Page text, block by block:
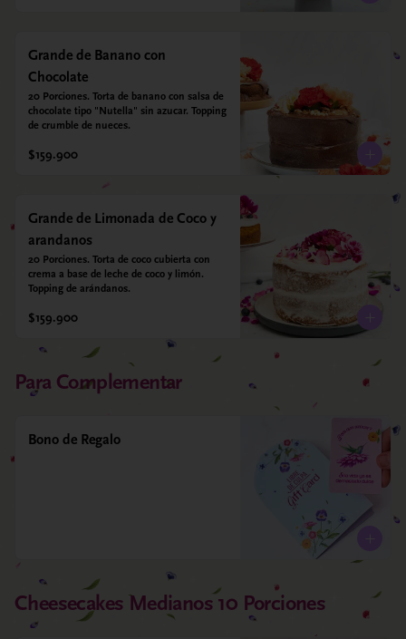
Grande de Banano con
Chocolate
20 Porciones. Torta de banano con salsa de
chocolate tipo "Nutella" sin azucar. Topping
de crumble de nueces.
$159.900
Grande de Limonada de Coco y
arandanos
20 Porciones. Torta de coco cubierta con
crema a base de leche de coco y limón.
Topping de arándanos.
$159.900
Para Complementar
Bono de Regalo
Cheesecakes Medianos 10 Porciones